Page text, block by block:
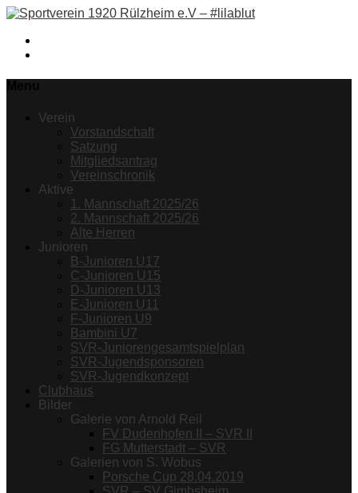
Verein
Vorstandschaft
Satzung
Mitgliedsantrag
Vereinschronik
Aktive
1. Mannschaft 2025/26
2. Mannschaft 2025/26
Alte Herren
Junioren
B-Junioren U17
C-Junioren U15
D-Junioren U13
E-Junioren U11
F-Junioren U9
Bambini U7
SVR-Juniorengesamtspielplan
SVR-Jugendsponsoren
SVR-Jugendkonzept
Clubhaus
Bilder
Galerie von Arnold Reil
FV Dudenhofen II – SVR II
FG Mutterstadt – SVR
Galerien von S. Wobus
Porsche Cup 28.04.2019